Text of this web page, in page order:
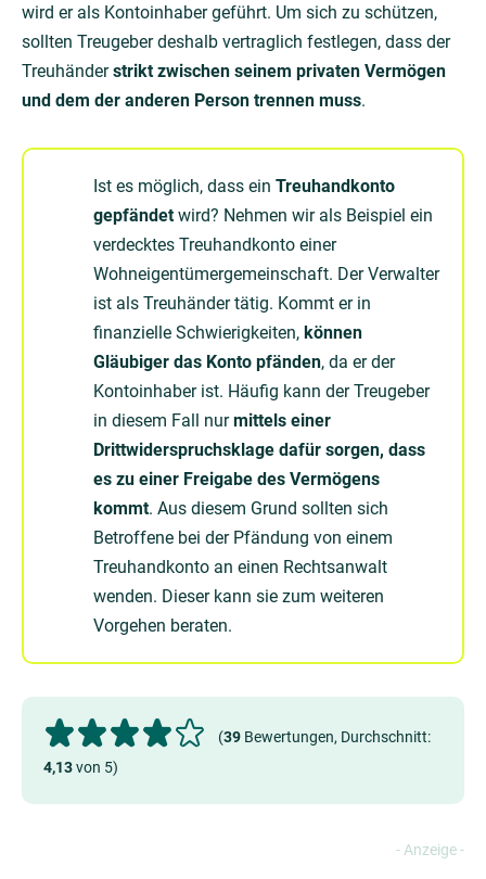
wird er als Kontoinhaber geführt. Um sich zu schützen,
sollten Treugeber deshalb vertraglich festlegen, dass der
Treuhänderstrikt zwischen seinem privaten Vermögen
und dem der anderen Person trennen muss.
Ist es möglich, dass ein Treuhandkonto
gepfändetwird? Nehmen wir als Beispiel ein
verdecktes Treuhandkonto einer
Wohneigentümergemeinschaft. Der Verwalter
ist als Treuhänder tätig. Kommt er in
finanzielle Schwierigkeiten, können
Gläubiger das Konto pfänden, da er der
Kontoinhaber ist. Häufig kann der Treugeber
in diesem Fall nurmittels einer
Drittwiderspruchsklage dafür sorgen, dass
es zu einer Freigabe des Vermögens
kommt. Aus diesem Grund sollten sich
Betroffene bei der Pfändung von einem
Treuhandkonto an einen Rechtsanwalt
wenden. Dieser kann sie zum weiteren
Vorgehen beraten.
(39 Bewertungen, Durchschnitt:
4,13von 5)